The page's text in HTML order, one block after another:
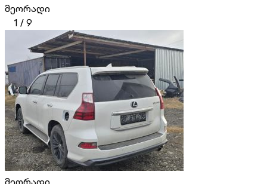
მეორადი
1 /9